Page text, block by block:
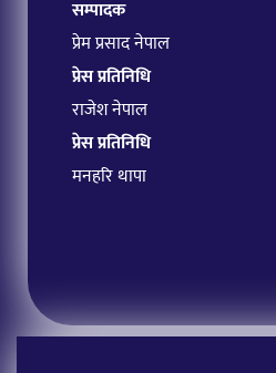
सम्पादक
प्रेम प्रसाद नेपाल
प्रेस प्रतिनिधि
राजेश नेपाल
प्रेस प्रतिनिधि
मनहरि थापा